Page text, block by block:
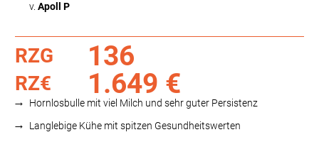
v. Apoll P
RZG 136
RZ€ 1.649 €
Hornlosbulle mit viel Milch und sehr guter Persistenz
Langlebige Kühe mit spitzen Gesundheitswerten